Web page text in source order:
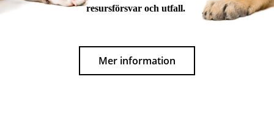
resursförsvar och utfall.
Mer information